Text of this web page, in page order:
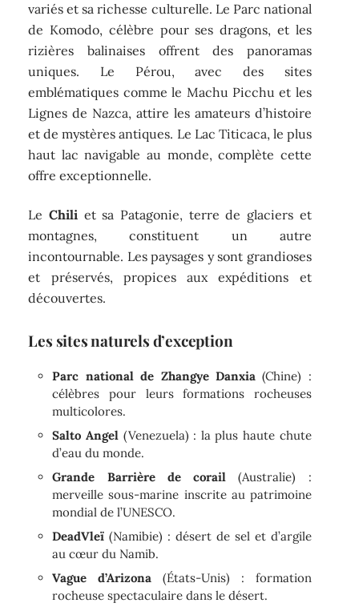
variés et sa richesse culturelle. Le Parc national
de Komodo, célèbre pour ses dragons, et les
rizières balinaises offrent des panoramas
uniques. Le Pérou, avec des sites
emblématiques comme le Machu Picchu et les
Lignes de Nazca, attire les amateurs d’histoire
et de mystères antiques. Le Lac Titicaca, le plus
haut lac navigable au monde, complète cette
offre exceptionnelle.
LeChili et sa Patagonie, terre de glaciers et
montagnes, constituent un autre
incontournable. Les paysages y sont grandioses
et préservés, propices aux expéditions et
découvertes.
Les sites naturels d’exception
Parc national de Zhangye Danxia(Chine) :
célèbres pour leurs formations rocheuses
multicolores.
Salto Angel(Venezuela) : la plus haute chute
d’eau du monde.
Grande Barrière de corail (Australie) :
merveille sous-marine inscrite au patrimoine
mondial de l’UNESCO.
DeadVleï (Namibie) : désert de sel et d’argile
au cœur du Namib.
Vague d’Arizona (États-Unis) : formation
rocheuse spectaculaire dans le désert.